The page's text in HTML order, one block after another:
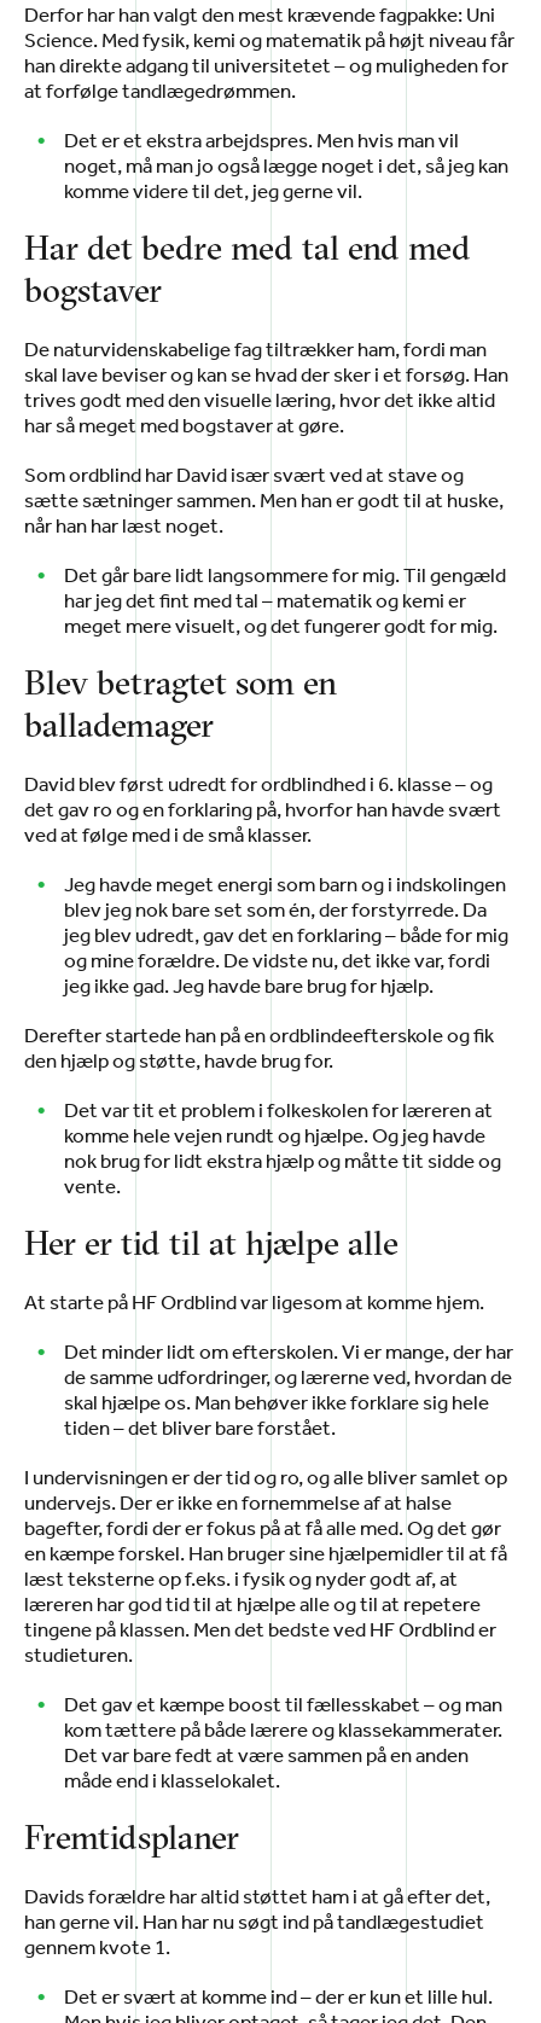
Derfor har han valgt den mest krævende fagpakke: Uni
Science. Med fysik, kemi og matematik på højt niveau får
han direkte adgang til universitetet – og muligheden for
at forfølge tandlægedrømmen.
Det er et ekstra arbejdspres. Men hvis man vil
noget, må man jo også lægge noget i det, så jeg kan
komme videre til det, jeg gerne vil.
Har det bedre med tal end med
bogstaver
De naturvidenskabelige fag tiltrækker ham, fordi man
skal lave beviser og kan se hvad der sker i et forsøg. Han
trives godt med den visuelle læring, hvor det ikke altid
har så meget med bogstaver at gøre.
Som ordblind har David især svært ved at stave og
sætte sætninger sammen. Men han er godt til at huske,
når han har læst noget.
Det går bare lidt langsommere for mig. Til gengæld
har jeg det fint med tal – matematik og kemi er
meget mere visuelt, og det fungerer godt for mig.
Blev betragtet som en
ballademager
David blev først udredt for ordblindhed i 6. klasse – og
det gav ro og en forklaring på, hvorfor han havde svært
ved at følge med i de små klasser.
Jeg havde meget energi som barn og i indskolingen
blev jeg nok bare set som én, der forstyrrede. Da
jeg blev udredt, gav det en forklaring – både for mig
og mine forældre. De vidste nu, det ikke var, fordi
jeg ikke gad. Jeg havde bare brug for hjælp.
Derefter startede han på en ordblindeefterskole og fik
den hjælp og støtte, havde brug for.
Det var tit et problem i folkeskolen for læreren at
komme hele vejen rundt og hjælpe. Og jeg havde
nok brug for lidt ekstra hjælp og måtte tit sidde og
vente.
Her er tid til at hjælpe alle
At starte på HF Ordblind var ligesom at komme hjem.
Det minder lidt om efterskolen. Vi er mange, der har
de samme udfordringer, og lærerne ved, hvordan de
skal hjælpe os. Man behøver ikke forklare sig hele
tiden – det bliver bare forstået.
I undervisningen er der tid og ro, og alle bliver samlet op
undervejs. Der er ikke en fornemmelse af at halse
bagefter, fordi der er fokus på at få alle med. Og det gør
en kæmpe forskel. Han bruger sine hjælpemidler til at få
læst teksterne op f.eks. i fysik og nyder godt af, at
læreren har god tid til at hjælpe alle og til at repetere
tingene på klassen. Men det bedste ved HF Ordblind er
studieturen.
Det gav et kæmpe boost til fællesskabet – og man
kom tættere på både lærere og klassekammerater.
Det var bare fedt at være sammen på en anden
måde end i klasselokalet.
Fremtidsplaner
Davids forældre har altid støttet ham i at gå efter det,
han gerne vil. Han har nu søgt ind på tandlægestudiet
gennem kvote 1.
Det er svært at komme ind – der er kun et lille hul.